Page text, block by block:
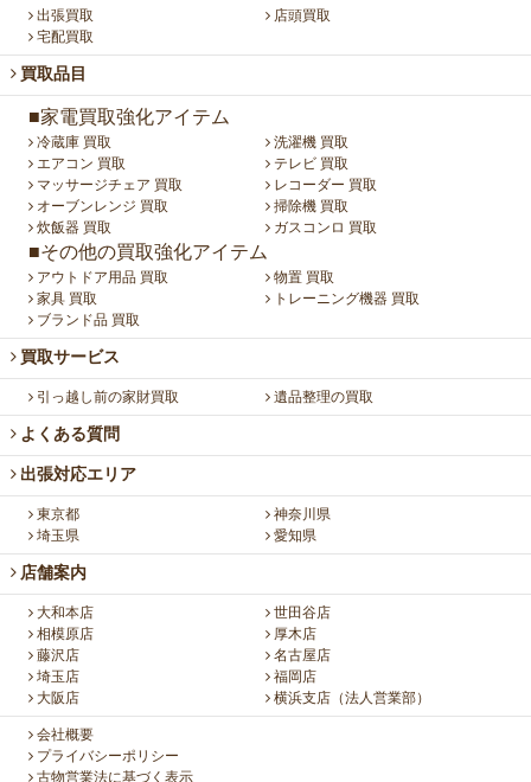
出張買取
店頭買取
宅配買取
買取品目
■家電買取強化アイテム
冷蔵庫 買取
洗濯機 買取
エアコン 買取
テレビ 買取
マッサージチェア 買取
レコーダー 買取
オーブンレンジ 買取
掃除機 買取
炊飯器 買取
ガスコンロ 買取
■その他の買取強化アイテム
アウトドア用品 買取
物置 買取
家具 買取
トレーニング機器 買取
ブランド品 買取
買取サービス
引っ越し前の家財買取 遺品整理の買取
よくある質問
出張対応エリア
東京都
神奈川県
埼玉県
愛知県
店舗案内
大和本店
世田谷店
相模原店
厚木店
藤沢店
名古屋店
埼玉店
福岡店
大阪店
横浜支店（法人営業部）
会社概要
プライバシーポリシー
古物営業法に基づく表示